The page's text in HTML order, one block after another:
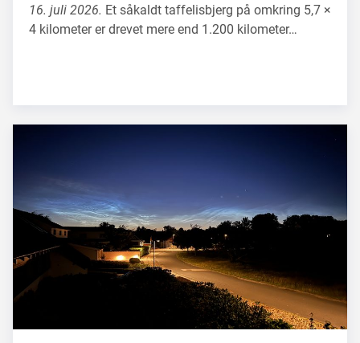
16. juli 2026. Et såkaldt taffelisbjerg på omkring 5,7 ×
4 kilometer er drevet mere end 1.200 kilometer…